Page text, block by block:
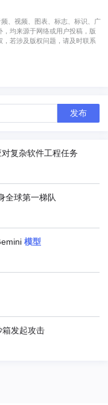
、视频、图表、标志、标识、广
均来源于网络或用户投稿，版
若涉及版权问题，请及时联系
发布
复杂软件工程任务
全球第一梯队
模型
箱发起攻击